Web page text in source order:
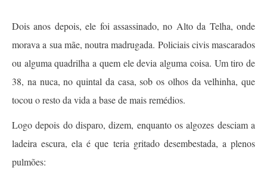
Dois anos depois, ele foi assassinado, no Alto da Telha, onde
morava a sua mãe, noutra madrugada. Policiais civis mascarados
ou alguma quadrilha a quem ele devia alguma coisa. Um tiro de
38, na nuca, no quintal da casa, sob os olhos da velhinha, que
tocou o resto da vida a base de mais remédios.
Logo depois do disparo, dizem, enquanto os algozes desciam a
ladeira escura, ela é que teria gritado desembestada, a plenos
pulmões: